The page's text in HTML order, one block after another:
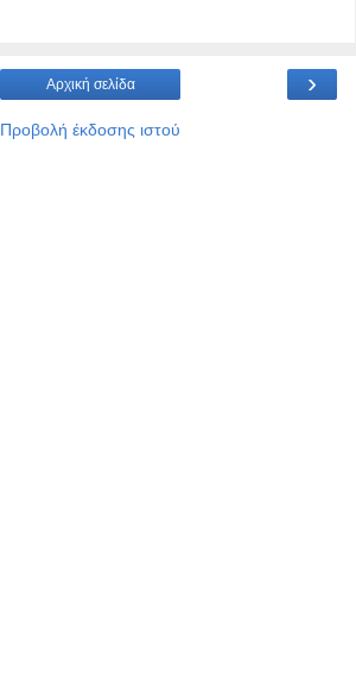
›
Αρχική σελίδα
Προβολή έκδοσης ιστού